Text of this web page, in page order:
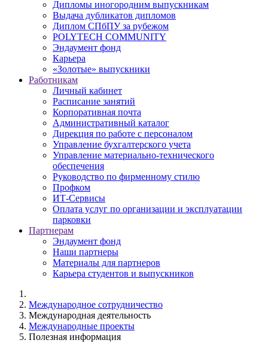
Дипломы иногородним выпускникам
Выдача дубликатов дипломов
Диплом СПбПУ за рубежом
POLYTECH COMMUNITY
Эндаумент фонд
Карьера
«Золотые» выпускники
Работникам
Личный кабинет
Расписание занятий
Корпоративная почта
Административный каталог
Дирекция по работе с персоналом
Управление бухгалтерского учета
Управление материально-технического
обеспечения
Руководство по фирменному стилю
Профком
ИТ-Сервисы
Оплата услуг по организации и эксплуатации
парковки
Партнерам
Эндаумент фонд
Наши партнеры
Материалы для партнеров
Карьера студентов и выпускников
Международное сотрудничество
Международная деятельность
Международные проекты
Полезная информация